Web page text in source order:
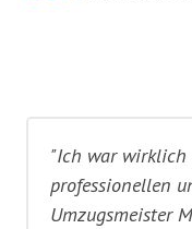
"Ich war wirklich
professionellen
Umzugsmeister